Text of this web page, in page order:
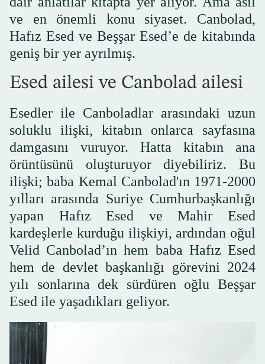
ve en önemli konu siyaset. Canbolad,
Hafız Esed ve Beşşar Esed’e de kitabında
geniş bir yer ayrılmış.
Esed ailesi ve Canbolad ailesi
Esedler ile Canboladlar arasındaki uzun
soluklu ilişki, kitabın onlarca sayfasına
damgasını vuruyor. Hatta kitabın ana
örüntüsünü oluşturuyor diyebiliriz. Bu
ilişki; baba Kemal Canbolad'ın 1971-2000
yılları arasında Suriye Cumhurbaşkanlığı
yapan Hafız Esed ve Mahir Esed
kardeşlerle kurduğu ilişkiyi, ardından oğul
Velid Canbolad’ın hem baba Hafız Esed
hem de devlet başkanlığı görevini 2024
yılı sonlarına dek sürdüren oğlu Beşşar
Esed ile yaşadıkları geliyor.